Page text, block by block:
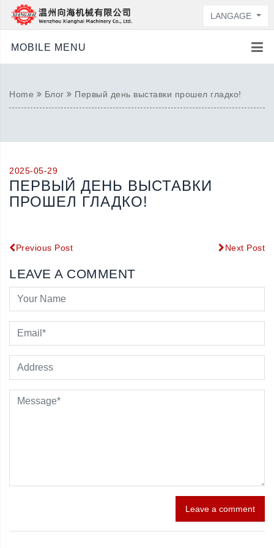
LANGAGE
MOBILE MENU
Home Блог Первый день выставки прошел гладко!
2025-05-29
ПЕРВЫЙ ДЕНЬ ВЫСТАВКИ
ПРОШЕЛ ГЛАДКО!
Previous Post Next Post
LEAVE A COMMENT
Leave a comment